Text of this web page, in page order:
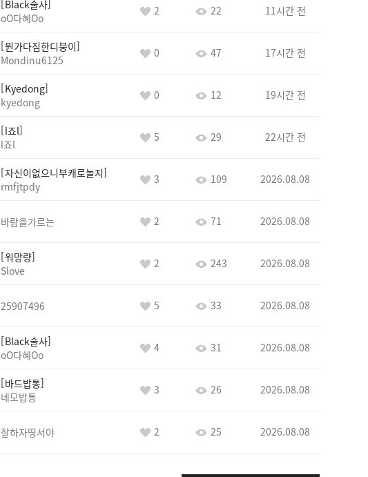
Black술사
oO다혜Oo
2 22 11시간 전
뭔가다짐한디붕이
Mondinu6125
0 47 17시간 전
Kyedong
kyedong
0 12 19시간 전
l죠l
l죠l
5 29 22시간 전
자신이없으니부캐로놀지
rmfjtpdy
3 109 2026.08.08
바람을가르는 2 71 2026.08.08
워망량
Slove
2 243 2026.08.08
25907496 5 33 2026.08.08
Black술사
oO다혜Oo
4 31 2026.08.08
바드밥통
네모밥통
3 26 2026.08.08
잘하자띵서야 2 25 2026.08.08